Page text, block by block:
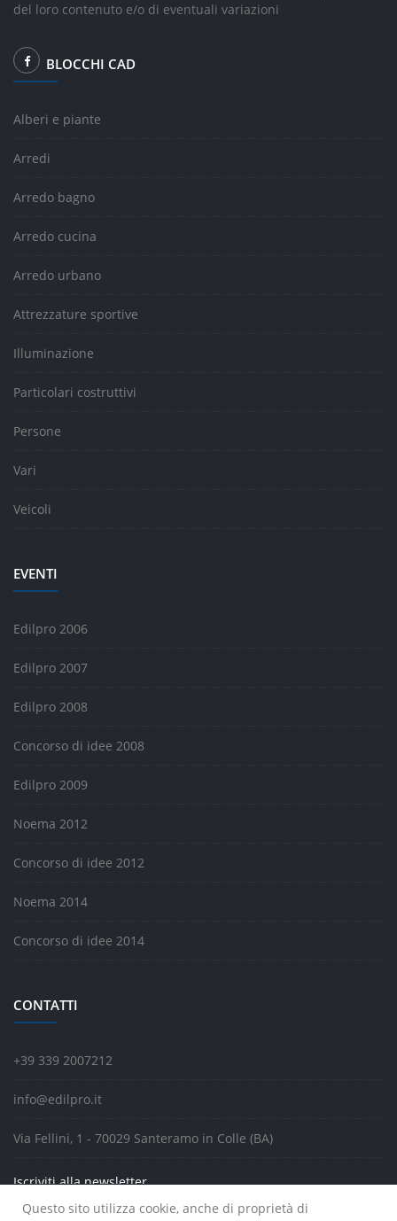
Questo sito utilizza cookie, anche di proprietà di
del loro contenuto e/o di eventuali variazioni
BLOCCHI CAD
Alberi e piante
Arredi
Arredo bagno
Arredo cucina
Arredo urbano
Attrezzature sportive
Illuminazione
Particolari costruttivi
Persone
Vari
Veicoli
EVENTI
Edilpro 2006
Edilpro 2007
Edilpro 2008
Concorso di idee 2008
Edilpro 2009
Noema 2012
Concorso di idee 2012
Noema 2014
Concorso di idee 2014
CONTATTI
+39 339 2007212
info@edilpro.it
Via Fellini, 1 - 70029 Santeramo in Colle (BA)
Iscriviti alla newsletter